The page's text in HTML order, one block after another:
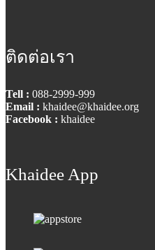
ติดต่อเรา
Tell : 088-2999-999
Email : khaidee@khaidee.org
Facebook : khaidee
Khaidee App